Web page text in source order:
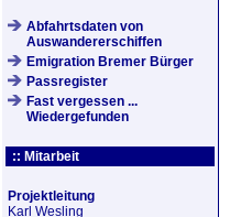
Abfahrtsdaten von
Auswandererschiffen
Emigration Bremer Bürger
Passregister
Fast vergessen ...
Wiedergefunden
:: Mitarbeit
Projektleitung
Karl Wesling